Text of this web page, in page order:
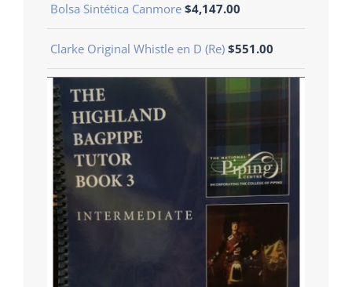
Bolsa Sintética Canmore $4,147.00
Clarke Original Whistle en D (Re) $551.00